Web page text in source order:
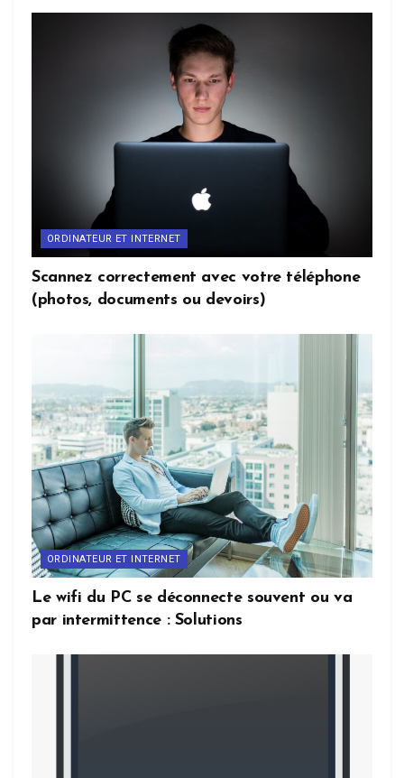
ORDINATEUR ET INTERNET
Scannez correctement avec votre téléphone
(photos, documents ou devoirs)
ORDINATEUR ET INTERNET
Le wifi du PC se déconnecte souvent ou va
par intermittence : Solutions